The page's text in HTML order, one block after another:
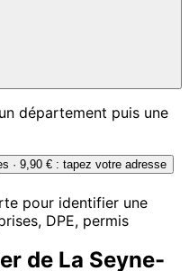
département puis une
· 9,90 € : tapez votre adresse
pour identifier une
DPE, permis
de La Seyne-